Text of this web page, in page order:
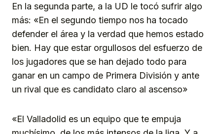
En la segunda parte, a la UD le tocó sufrir algo
más: «En el segundo tiempo nos ha tocado
defender el área y la verdad que hemos estado
bien. Hay que estar orgullosos del esfuerzo de
los jugadores que se han dejado todo para
ganar en un campo de Primera División y ante
un rival que es candidato claro al ascenso»
«El Valladolid es un equipo que te empuja